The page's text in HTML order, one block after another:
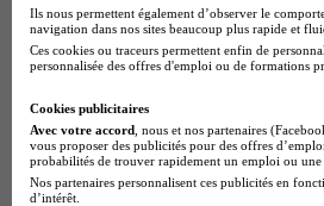
Ils nous permettent également d’observer le
navigation dans nos sites beaucoup plus rapide et
Ces cookies ou traceurs permettent enfin de
personnalisée des offres d'emploi ou de formations
Cookies publicitaires
Avec votre accord , nous et nos partenaires
vous proposer des publicités pour des offres
probabilités de trouver rapidement un emploi ou une
Nos partenaires personnalisent ces publicités en
d’intérêt.